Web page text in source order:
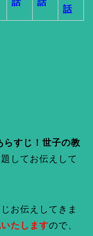
話
らすじ！世子の教
題してお伝えして
お伝えしてきま
たしますので、